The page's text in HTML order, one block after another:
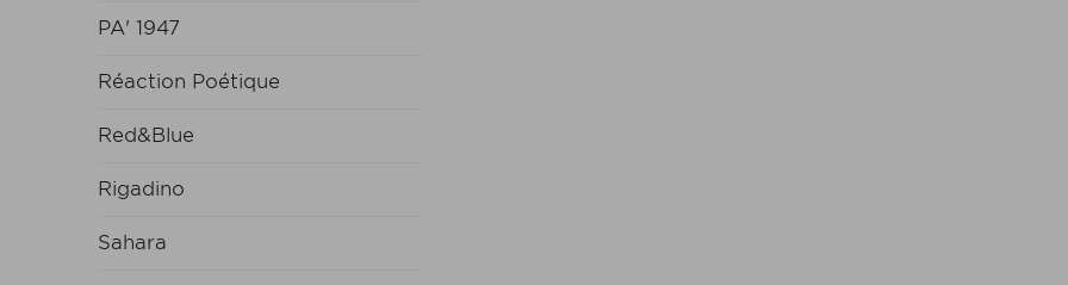
PA' 1947
Réaction Poétique
Red&Blue
Rigadino
Sahara